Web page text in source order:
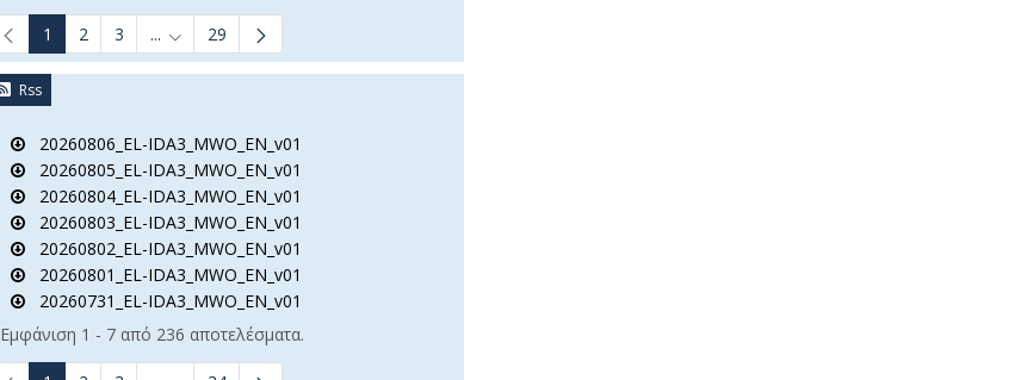
1 2 3 ... Ενδιάμεσες σελίδες Use TAB to navigate.
29
Rss
20260806_EL-IDA3_MWO_EN_v01
20260805_EL-IDA3_MWO_EN_v01
20260804_EL-IDA3_MWO_EN_v01
20260803_EL-IDA3_MWO_EN_v01
20260802_EL-IDA3_MWO_EN_v01
20260801_EL-IDA3_MWO_EN_v01
20260731_EL-IDA3_MWO_EN_v01
Εμφάνιση 1 - 7 από 236 αποτελέσματα.